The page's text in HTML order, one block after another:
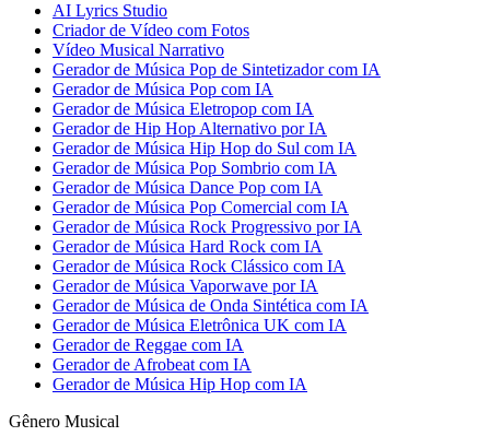
AI Lyrics Studio
Criador de Vídeo com Fotos
Vídeo Musical Narrativo
Gerador de Música Pop de Sintetizador com IA
Gerador de Música Pop com IA
Gerador de Música Eletropop com IA
Gerador de Hip Hop Alternativo por IA
Gerador de Música Hip Hop do Sul com IA
Gerador de Música Pop Sombrio com IA
Gerador de Música Dance Pop com IA
Gerador de Música Pop Comercial com IA
Gerador de Música Rock Progressivo por IA
Gerador de Música Hard Rock com IA
Gerador de Música Rock Clássico com IA
Gerador de Música Vaporwave por IA
Gerador de Música de Onda Sintética com IA
Gerador de Música Eletrônica UK com IA
Gerador de Reggae com IA
Gerador de Afrobeat com IA
Gerador de Música Hip Hop com IA
Gênero Musical